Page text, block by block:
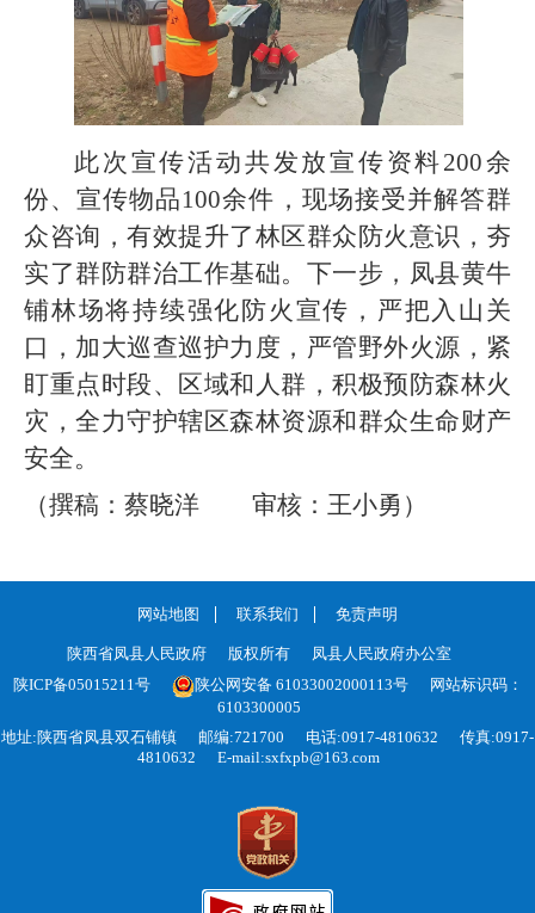
此次宣传活动共发放宣传资料200余
份、宣传物品100余件，现场接受并解答群
众咨询，有效提升了林区群众防火意识，夯
实了群防群治工作基础。下一步，凤县黄牛
铺林场将持续强化防火宣传，严把入山关
口，加大巡查巡护力度，严管野外火源，紧
盯重点时段、区域和人群，积极预防森林火
灾，全力守护辖区森林资源和群众生命财产
安全。
（撰稿：蔡晓洋 审核：王小勇）
网站地图 联系我们 免责声明
陕西省凤县人民政府 版权所有
凤县人民政府办公室
陕ICP备05015211号
陕公网安备 61033002000113号
网站标识码：
6103300005
地址:陕西省凤县双石铺镇
邮编:721700 电话:0917-4810632
传真:0917-
4810632
E-mail:sxfxpb@163.com